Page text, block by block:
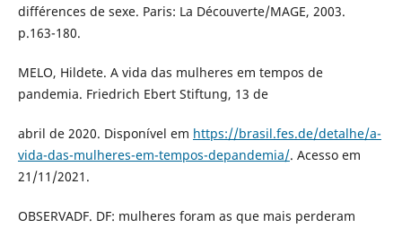
différences de sexe. Paris: La Découverte/MAGE, 2003.
p.163-180.
MELO, Hildete. A vida das mulheres em tempos de
pandemia. Friedrich Ebert Stiftung, 13 de
abril de 2020. Disponível em https://brasil.fes.de/detalhe/a-
vida-das-mulheres-em-tempos-depandemia/. Acesso em
21/11/2021.
OBSERVADF. DF: mulheres foram as que mais perderam